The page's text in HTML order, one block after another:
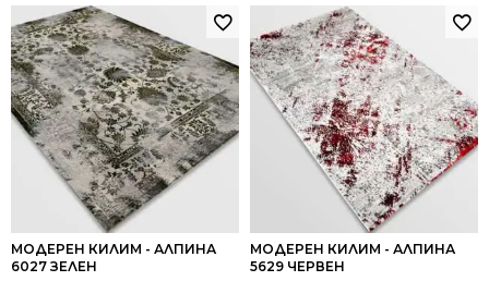
МОДЕРЕН КИЛИМ - АЛПИНА
6027 ЗЕЛЕН
МОДЕРЕН КИЛИМ - АЛПИНА
5629 ЧЕРВЕН